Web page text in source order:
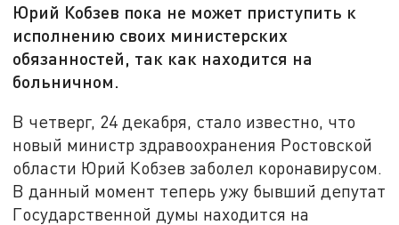
Юрий Кобзев пока не может приступить к
исполнению своих министерских
обязанностей, так как находится на
больничном.
В четверг, 24 декабря, стало известно, что
новый министр здравоохранения Ростовской
области Юрий Кобзев заболел коронавирусом.
В данный момент теперь ужу бывший депутат
Государственной думы находится на